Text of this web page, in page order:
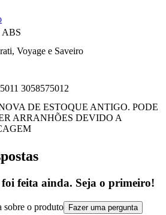
ABS
Voyage e Saveiro
3058575012
DE ESTOQUE ANTIGO. PODE
ARRANHÕES DEVIDO A
feita ainda. Seja o primeiro!
sobre o produto Fazer uma pergunta